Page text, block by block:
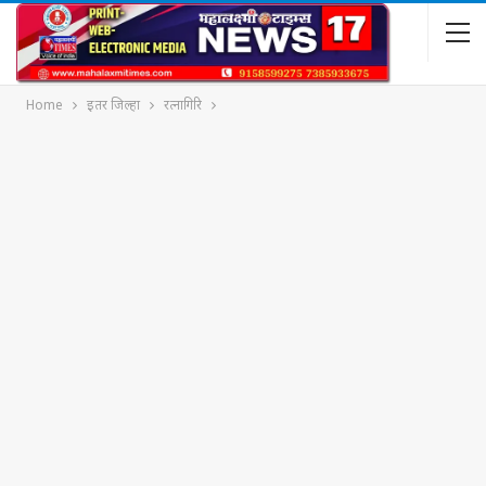
Home इतर जिल्हा रत्नागिरि